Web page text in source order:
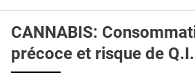
CRÉDITS
CANNABIS:
précoce et risque de